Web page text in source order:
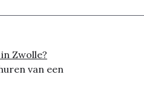
Zwolle?
van een